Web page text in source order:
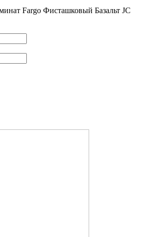
Fargo Фисташковый Базальт JC